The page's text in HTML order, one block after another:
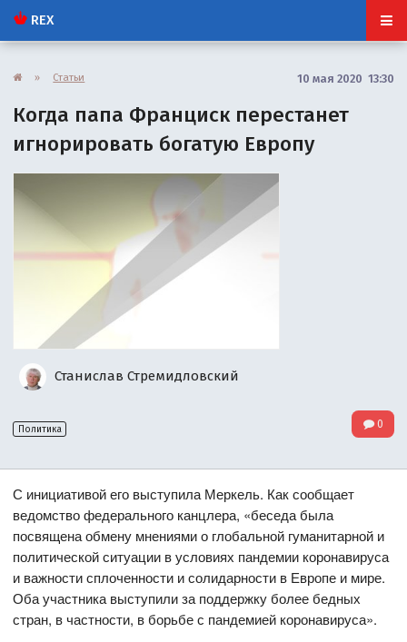
REX
» Статьи 10 мая 2020 13:30
Когда папа Франциск перестанет
игнорировать богатую Европу
Станислав Стремидловский
Политика 0
С инициативой его выступила Меркель. Как сообщает
ведомство федерального канцлера, «беседа была
посвящена обмену мнениями о глобальной гуманитарной и
политической ситуации в условиях пандемии коронавируса
и важности сплоченности и солидарности в Европе и мире.
Оба участника выступили за поддержку более бедных
стран, в частности, в борьбе с пандемией коронавируса».